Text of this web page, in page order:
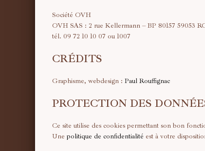
Société OVH
OVH SAS : 2 rue Kellermann – BP 80157 59053
tél. 09 72 10 10 07 ou 1007
CRÉDITS
Graphisme, webdesign : Paul Rouffignac
PROTECTION DES
Ce site utilise des cookies permettant son bon
Une politique de confidentialité est à votre